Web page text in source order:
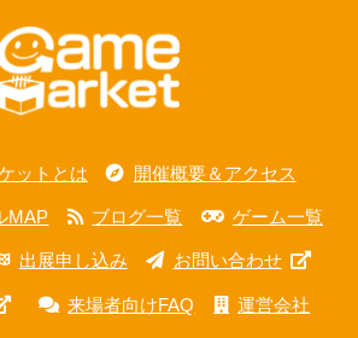
ットとは 開催概要＆アクセス
MAP ブログ一覧 ゲーム一覧
出展申し込み お問い合わせ
来場者向けFAQ 運営会社